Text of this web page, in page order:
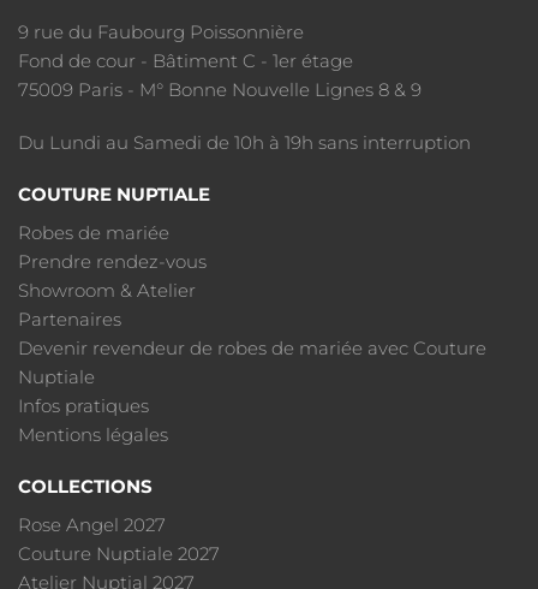
9 rue du Faubourg Poissonnière
Fond de cour - Bâtiment C - 1er étage
75009 Paris - M° Bonne Nouvelle Lignes 8 & 9
Du Lundi au Samedi de 10h à 19h sans interruption
COUTURE NUPTIALE
Robes de mariée
Prendre rendez-vous
Showroom & Atelier
Partenaires
Devenir revendeur de robes de mariée avec Couture
Nuptiale
Infos pratiques
Mentions légales
COLLECTIONS
Rose Angel 2027
Couture Nuptiale 2027
Atelier Nuptial 2027